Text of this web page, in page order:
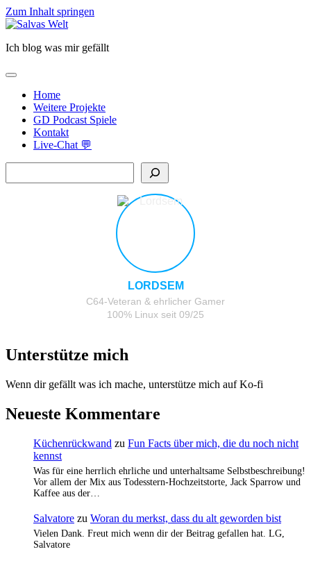
Zum Inhalt springen
Salvas
Ich blog was mir gefällt
open
primary
menu Home
Weitere Projekte
GD Podcast Spiele
Kontakt
Live-Chat 💬
LORDSEM
C64-Veteran & ehrlicher Gamer
100% Linux seit 09/25
Unterstütze mich
Wenn dir gefällt was ich mache, unterstütze mich auf Ko-fi
Neueste Kommentare
Küchenrückwand zu Fun Facts über mich, die du noch nicht
kennst
Was für eine herrlich ehrliche und unterhaltsame Selbstbeschreibung!
Vor allem der Mix aus Todesstern-Hochzeitstorte, Jack Sparrow und
Kaffee aus der…
Salvatore zu Woran du merkst, dass du alt geworden bist
Vielen Dank. Freut mich wenn dir der Beitrag gefallen hat. LG,
Salvatore